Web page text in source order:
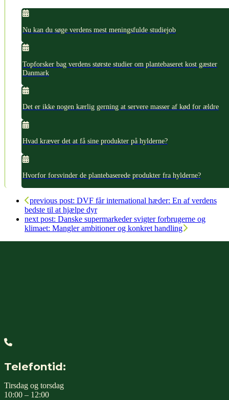
Nu kan du søge verdens mest meningsfulde studiejob
Topforsker bag verdens største studier om plantebaseret kost gæster
Danmark
Det er ikke nogen kærlig gerning at servere masser af kød for ældre
Hvad kræver det at få sine produkter på hylderne?
Hvorfor forsvinder de plantebaserede produkter fra hylderne?
previous post: DVF får international hæder: En af verdens
bedste til at hjælpe dyr
next post: Danske supermarkeder svigter forbrugerne og
klimaet: Mangler ambitioner og konkret handling
Telefontid:
Tirsdag og torsdag
10:00 – 12:00